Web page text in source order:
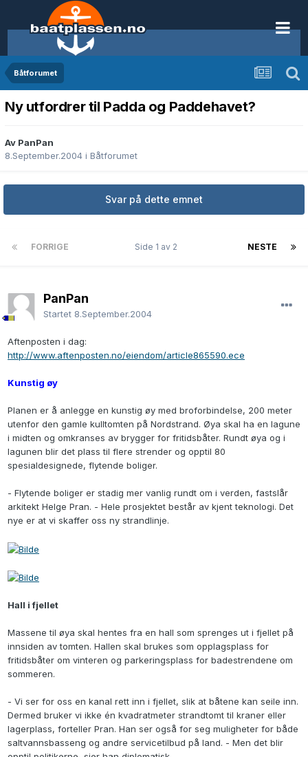
Båtforumet
Ny utfordrer til Padda og Paddehavet?
Av PanPan
8.September.2004 i Båtforumet
Svar på dette emnet
FORRIGE NESTE
Side 1 av 2
PanPan
Startet 8.September.2004
Aftenposten i dag:
http://www.aftenposten.no/eiendom/article865590.ece
Kunstig øy
Planen er å anlegge en kunstig øy med broforbindelse, 200 meter
utenfor den gamle kulltomten på Nordstrand. Øya skal ha en lagune
i midten og omkranses av brygger for fritidsbåter. Rundt øya og i
lagunen blir det plass til flere strender og opptil 80
spesialdesignede, flytende boliger.
- Flytende boliger er stadig mer vanlig rundt om i verden, fastslår
arkitekt Helge Pran. - Hele prosjektet består av kjent teknologi. Det
nye er at vi skaffer oss ny strandlinje.
Hall i fjellet
Massene til øya skal hentes fra en hall som sprenges ut i fjellet på
innsiden av tomten. Hallen skal brukes som opplagsplass for
fritidsbåter om vinteren og parkeringsplass for badestrendene om
sommeren.
- Vi ser for oss en kanal rett inn i fjellet, slik at båtene kan seile inn.
Dermed bruker vi ikke én kvadratmeter strandtomt til kraner eller
lagerplass, forteller Pran. Han ser også for seg muligheter for både
saltvannsbasseng og andre servicetilbud på land. - Men det blir